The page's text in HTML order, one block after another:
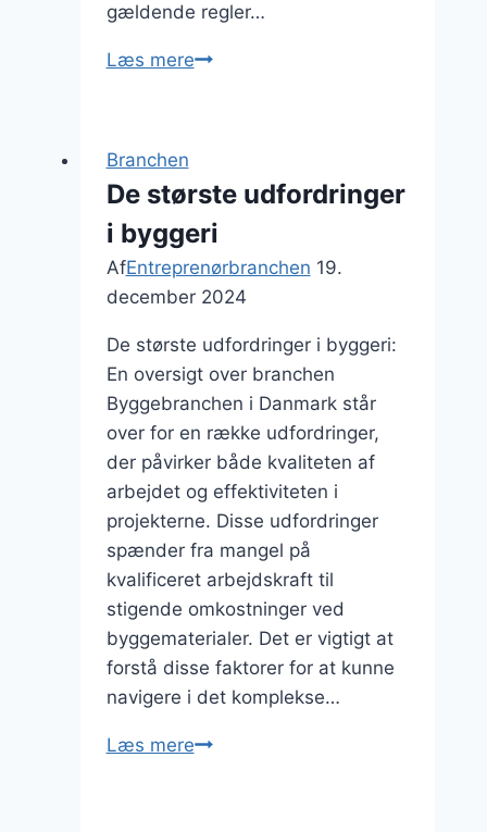
gældende regler…
Læs merehvordan
Branchen
De største udfordringer
i byggeri
AfEntreprenørbranchen 19.
december 2024
De største udfordringer i byggeri:
En oversigt over branchen
Byggebranchen i Danmark står
over for en række udfordringer,
der påvirker både kvaliteten af
arbejdet og effektiviteten i
projekterne. Disse udfordringer
spænder fra mangel på
kvalificeret arbejdskraft til
stigende omkostninger ved
byggematerialer. Det er vigtigt at
forstå disse faktorer for at kunne
navigere i det komplekse…
Læs mereDe